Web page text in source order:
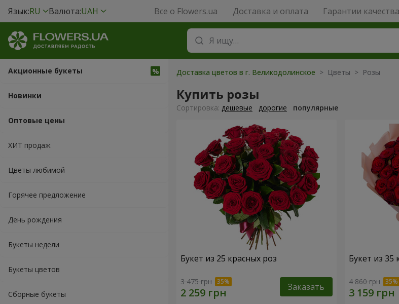
Язык:RU Валюта:UAH Все о Flowers.ua Доставка и оплата Гарантии качества
Акционные букеты
Новинки
Оптовые цены
ХИТ продаж
Цветы любимой
Горячее предложение
День рождения
Букеты недели
Букеты цветов
Сборные букеты
Доставка цветов в г. Великодолинское > Цветы > Розы
Купить розы
Cортировка: дешевые дорогие популярные
Букет из 25 красных роз
3 475 грн Заказать
Букет из 35
4 860 грн